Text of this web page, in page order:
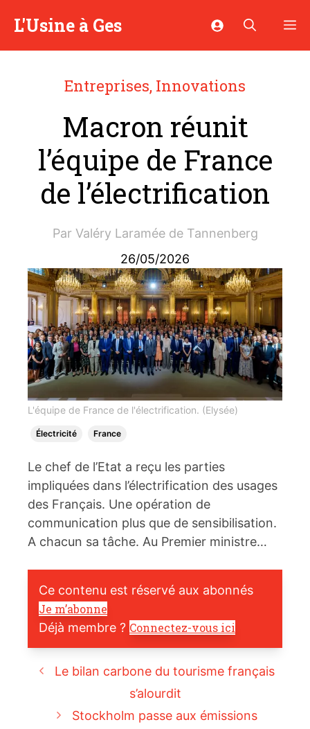
L'Usine à Ges
Entreprises, Innovations
Macron réunit
l’équipe de France
de l’électrification
Par Valéry Laramée de Tannenberg
26/05/2026
L'équipe de France de l'électrification. (Elysée)
Électricité France
Le chef de l’Etat a reçu les parties
impliquées dans l’électrification des usages
des Français. Une opération de
communication plus que de sensibilisation.
A chacun sa tâche. Au Premier ministre…
Ce contenu est réservé aux abonnés
Je m’abonne
Déjà membre ? Connectez-vous ici
Le bilan carbone du tourisme français
s’alourdit
Stockholm passe aux émissions